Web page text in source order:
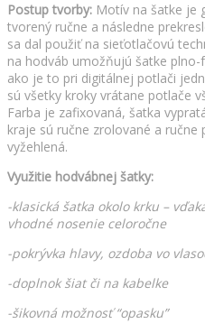
Postup tvorby: Motív na šatke je
tvorený ručne a následne
sa dal použiť na sieťotlačovú
na hodváb umožňujú šatke
ako je to pri digitálnej potlači
sú všetky kroky vrátane potlače
Farba je zafixovaná, šatka
kraje sú ručne zrolované a ručne
vyžehlená.
Využitie hodvábnej šatky:
-klasická šatka okolo krku –
vhodné nosenie celoročne
-pokrývka hlavy, ozdoba vo
-doplnok šiat či na kabelke
-šikovná možnosť “opasku”